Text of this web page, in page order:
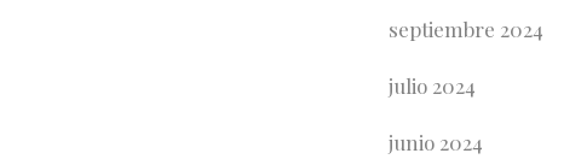
septiembre 2024
julio 2024
junio 2024